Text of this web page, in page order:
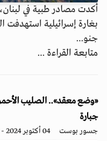
أكدت مصادر طبية في
بغارة إسرائيلية
جنو...
متابعة القراءة ...
«وضع معقد».. الصليب الأحمر:
جبارة
جسور بوست 04 أكتوبر 2024 - 18:14